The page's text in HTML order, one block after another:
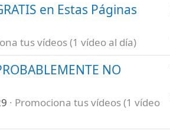
en Estas Páginas
tus vídeos (1 vídeo al día)
NO
Promociona tus vídeos (1 vídeo